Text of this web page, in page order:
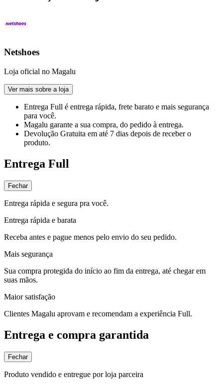
Netshoes
Loja oficial no Magalu
Ver mais sobre a loja
Entrega Full é entrega rápida, frete barato e mais segurança
para você.
Magalu garante a sua compra, do pedido à entrega.
Devolução Gratuita em até 7 dias depois de receber o
produto.
Entrega Full
Fechar
Entrega rápida e segura pra você.
Entrega rápida e barata
Receba antes e pague menos pelo envio do seu pedido.
Mais segurança
Sua compra protegida do início ao fim da entrega, até chegar em
suas mãos.
Maior satisfação
Clientes Magalu aprovam e recomendam a experiência Full.
Entrega e compra garantida
Fechar
Produto vendido e entregue por loja parceira